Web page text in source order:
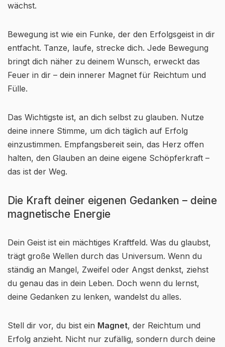
wächst.
Bewegung ist wie ein Funke, der den Erfolgsgeist in dir
entfacht. Tanze, laufe, strecke dich. Jede Bewegung
bringt dich näher zu deinem Wunsch, erweckt das
Feuer in dir – dein innerer Magnet für Reichtum und
Fülle.
Das Wichtigste ist, an dich selbst zu glauben. Nutze
deine innere Stimme, um dich täglich auf Erfolg
einzustimmen. Empfangsbereit sein, das Herz offen
halten, den Glauben an deine eigene Schöpferkraft –
das ist der Weg.
Die Kraft deiner eigenen Gedanken – deine
magnetische Energie
Dein Geist ist ein mächtiges Kraftfeld. Was du glaubst,
trägt große Wellen durch das Universum. Wenn du
ständig an Mangel, Zweifel oder Angst denkst, ziehst
du genau das in dein Leben. Doch wenn du lernst,
deine Gedanken zu lenken, wandelst du alles.
Stell dir vor, du bist ein Magnet, der Reichtum und
Erfolg anzieht. Nicht nur zufällig, sondern durch deine